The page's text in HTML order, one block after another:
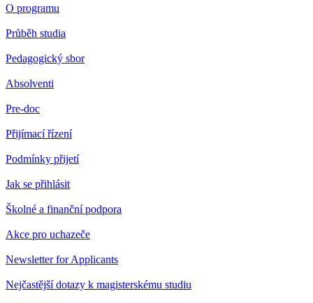
O programu
Průběh studia
Pedagogický sbor
Absolventi
Pre-doc
Přijímací řízení
Podmínky přijetí
Jak se přihlásit
Školné a finanční podpora
Akce pro uchazeče
Newsletter for Applicants
Nejčastější dotazy k magisterskému studiu